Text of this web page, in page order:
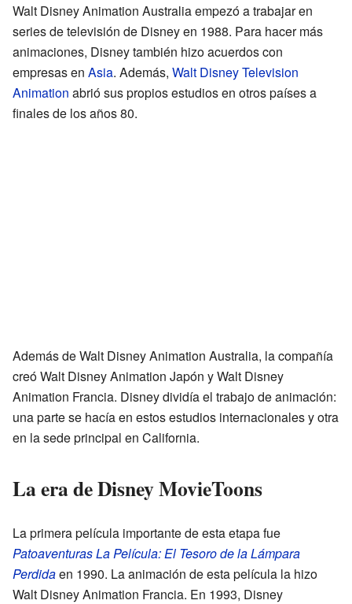
Walt Disney Animation Australia empezó a trabajar en
series de televisión de Disney en 1988. Para hacer más
animaciones, Disney también hizo acuerdos con
empresas en Asia. Además, Walt Disney Television
Animation abrió sus propios estudios en otros países a
finales de los años 80.
Además de Walt Disney Animation Australia, la compañía
creó Walt Disney Animation Japón y Walt Disney
Animation Francia. Disney dividía el trabajo de animación:
una parte se hacía en estos estudios internacionales y otra
en la sede principal en California.
La era de Disney MovieToons
La primera película importante de esta etapa fue
Patoaventuras La Película: El Tesoro de la Lámpara
Perdidaen 1990. La animación de esta película la hizo
Walt Disney Animation Francia. En 1993, Disney